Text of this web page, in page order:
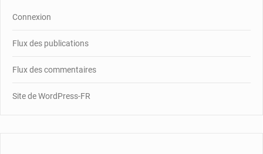
Connexion
Flux des publications
Flux des commentaires
Site de WordPress-FR